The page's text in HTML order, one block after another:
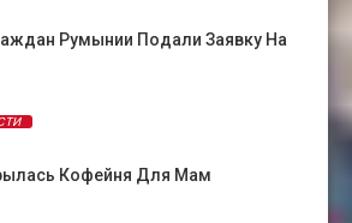
Румынии Подали Заявку На
Кофейня Для Мам